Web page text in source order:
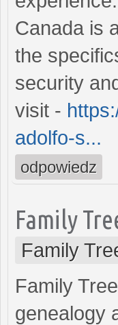
Canada is
the
security
visit -
adolfo-s...
odpowiedz
Family
Family
Family
genealogy